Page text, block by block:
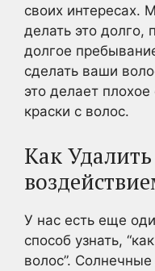
своих интересах.
делать это долго,
долгое
сделать ваши
это делает
краски с волос.
Как
У нас есть еще
способ узнать,
волос”.